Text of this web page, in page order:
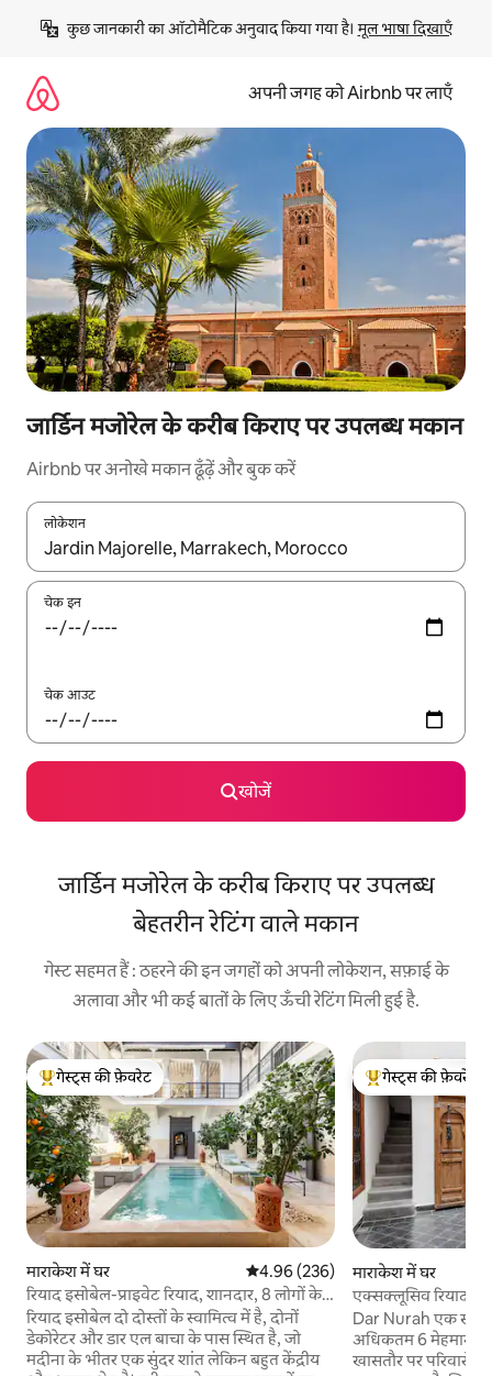
छोड़कर
कॉन्टेंट
कुछ जानकारी का ऑटोमैटिक अनुवाद किया गया है। मूल भाषा दिखाएँ
अपनी जगह को Airbnb पर लाएँ
जार्डिन मजोरेल के करीब किराए पर उपलब्ध मकान
Airbnb पर अनोखे मकान ढूँढ़ें और बुक करें
लोकेशन
नतीजों के उपलब्ध होने पर, अप और डाउन 'ऐरो की' का इस्तेमाल करके नेविगेट
चेक इन
चेक आउट
खोजें
जार्डिन मजोरेल के करीब किराए पर उपलब्ध
बेहतरीन रेटिंग वाले मकान
गेस्ट सहमत हैं : ठहरने की इन जगहों को अपनी लोकेशन, सफ़ाई के
अलावा और भी कई बातों के लिए ऊँची रेटिंग मिली हुई है.
गेस्ट्स का टॉप फ़ेवरेट
गेस्ट्स की फ़ेवरेट
माराकेश में घर औसत रेटिंग 5 में से 4.96, 236 समीक्षाएँ
4.96 (236)
रियाद इसोबेल-प्राइवेट रियाद, शानदार, 8 लोगों के
लिए, पूल
रियाद इसोबेल दो दोस्तों के स्वामित्व में है, दोनों
डेकोरेटर और डार एल बाचा के पास स्थित है, जो
मदीना के भीतर एक सुंदर शांत लेकिन बहुत केंद्रीय
गेस्ट्स का टॉप फ़ेवरेट
गेस्ट्स की फ़ेवरेट
माराकेश में घर
एक्सक्लूसिव रियाद ·
अल बाचा
Dar Nurah एक
अधिकतम 6 मेहमान
खासतौर पर परिवारों,